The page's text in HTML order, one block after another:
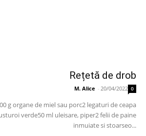
Rețetă de drob
M. Alice - 20/04/2022 0
g organe de miel sau porc2 legaturi de ceapa
verde50 ml uleisare, piper2 felii de paine
inmuiate si stoarseo...